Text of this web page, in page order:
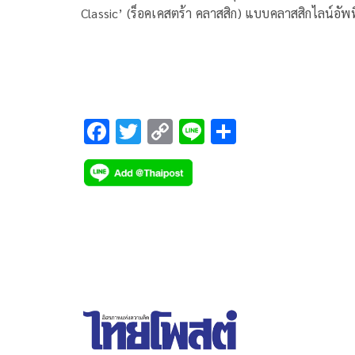
Classic’ (ร็อคเคสตร้า คลาสสิก) แบบคลาสสิกไลน์อัพ
F
ac
e
T
wi
tt
C
o
p
Li